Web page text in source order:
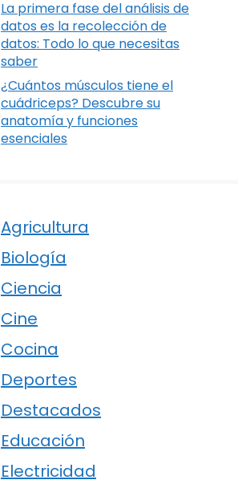
La primera fase del análisis de
datos es la recolección de
datos: Todo lo que necesitas
saber
¿Cuántos músculos tiene el
cuádriceps? Descubre su
anatomía y funciones
esenciales
Agricultura
Biología
Ciencia
Cine
Cocina
Deportes
Destacados
Educación
Electricidad